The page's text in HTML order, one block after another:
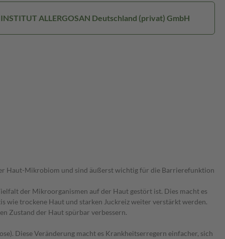
ALLERGOSAN Deutschland (privat) GmbH
Haut-Mikrobiom und sind äußerst wichtig für die Barrierefunktion
der Mikroorganismen auf der Haut gestört ist. Dies macht es
wie trockene Haut und starken Juckreiz weiter verstärkt werden.
Zustand der Haut spürbar verbessern.
Diese Veränderung macht es Krankheitserregern einfacher, sich